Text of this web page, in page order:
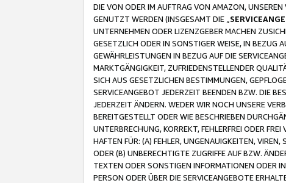
DIE VON ODER IM AUFTRAG VON AMAZON,
GENUTZT WERDEN (INSGESAMT DIE „
UNTERNEHMEN ODER LIZENZGEBER MACHEN
GESETZLICH ODER IN SONSTIGER WEISE, IN BEZUG
GEWÄHRLEISTUNGEN IN BEZUG AUF DIE
MARKTGÄNGIGKEIT, ZUFRIEDENSTELLENDER
SICH AUS GESETZLICHEN BESTIMMUNGEN,
SERVICEANGEBOT JEDERZEIT BEENDEN BZW. DIE
JEDERZEIT ÄNDERN. WEDER WIR NOCH UNSERE
BEREITGESTELLT ODER WIE BESCHRIEBEN
UNTERBRECHUNG, KORREKT, FEHLERFREI ODER
HAFTEN FÜR: (A) FEHLER, UNGENAUIGKEITEN,
ODER (B) UNBERECHTIGTE ZUGRIFFE AUF BZW.
TEXTEN ODER SONSTIGEN INFORMATIONEN ODER
PERSON ODER ÜBER DIE SERVICEANGEBOTE